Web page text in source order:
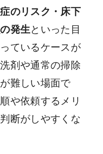
のリスク・床下
発生といった目
ているケースが
剤や通常の掃除
難しい場面で
や依頼するメリ
断がしやすくな